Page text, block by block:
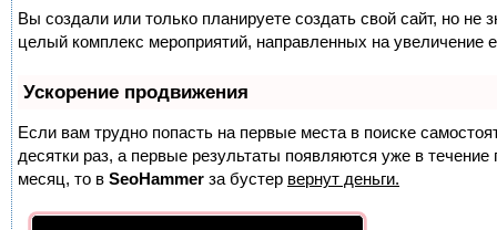
Вы создали или только планируете создать свой сайт, но не
целый комплекс мероприятий, направленных на увеличение
Ускорение продвижения
Если вам трудно попасть на первые места в поиске
десятки раз, а первые результаты появляются уже в
месяц, то в SeoHammer за бустер вернут деньги.